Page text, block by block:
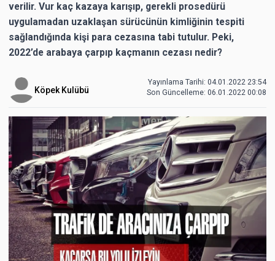
verilir. Vur kaç kazaya karışıp, gerekli prosedürü
uygulamadan uzaklaşan sürücünün kimliğinin tespiti
sağlandığında kişi para cezasına tabi tutulur. Peki,
2022’de arabaya çarpıp kaçmanın cezası nedir?
Köpek Kulübü
Yayınlama Tarihi: 04.01.2022 23:54
Son Güncelleme: 06.01.2022 00:08